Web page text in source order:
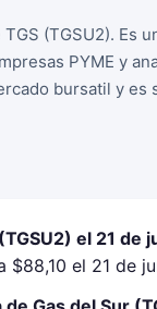
(TGSU2). Es
PYME y
bursatil y
el 21 de
$88,10 el 21 de